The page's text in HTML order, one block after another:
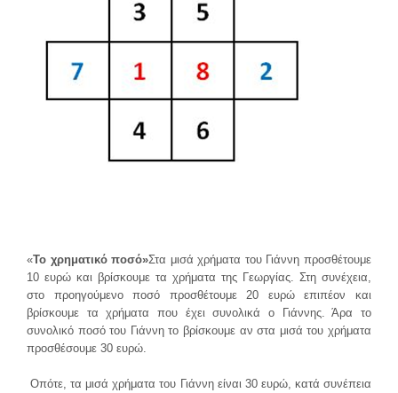
«Το χρηματικό ποσό»Στα μισά χρήματα του Γιάννη προσθέτουμε
10 ευρώ και βρίσκουμε τα χρήματα της Γεωργίας. Στη συνέχεια,
στο προηγούμενο ποσό προσθέτουμε 20 ευρώ επιπέον και
βρίσκουμε τα χρήματα που έχει συνολικά ο Γιάννης. Άρα το
συνολικό ποσό του Γιάννη το βρίσκουμε αν στα μισά του χρήματα
προσθέσουμε 30 ευρώ.
Οπότε, τα μισά χρήματα του Γιάννη είναι 30 ευρώ, κατά συνέπεια